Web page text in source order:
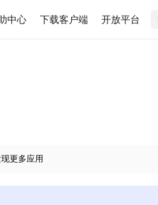
中心 下载客户端 开放平台
更多应用